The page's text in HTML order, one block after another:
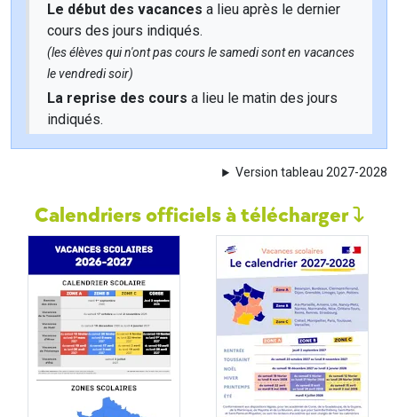
Le début des vacances a lieu après le dernier
cours des jours indiqués.
(les élèves qui n'ont pas cours le samedi sont en vacances
le vendredi soir)
La reprise des cours a lieu le matin des jours
indiqués.
Version tableau 2027-2028
Calendriers officiels à télécharger